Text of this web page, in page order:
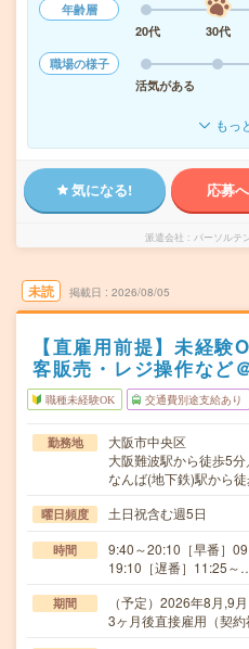
年齢層
20代
30代
職場の様子
活気がある
もっ
気になる! 応募
派遣会社 パーソルテ
未読 掲載日 2026/08/05
【直雇用前提】未経
客販売・レジ操作など
職種未経験OK 交通費別途支給あり
勤務地
大阪市中央区
大阪難波駅から徒歩5
なんば(地下鉄)駅から
曜日頻度 土日祝含む週5日
時間
9:40～20:10［早番］
19:10［遅番］11:25～
期間
（予定）2026年8月
3ヶ月後直接雇用（契約